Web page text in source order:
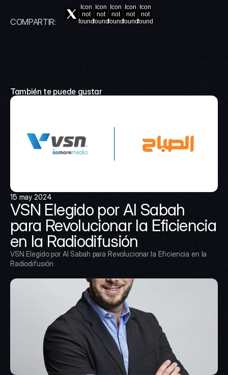
COMPARTIR:
Icon
not
found
Icon
not
found
Icon
not
found
Icon
not
found
Icon
not
found
También te puede gustar
15 may 2024
VSN Elegido por Al Sabah
para Revolucionar la Eficiencia
en la Radiodifusión
VSN Elegido por Al Sabah para Revolucionar la Eficiencia en la
Radiodifusión